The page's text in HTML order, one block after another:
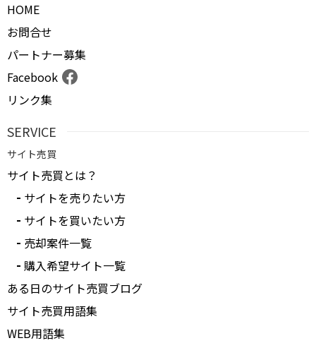
HOME
お問合せ
パートナー募集
Facebook
リンク集
SERVICE
サイト売買
サイト売買とは？
サイトを売りたい方
サイトを買いたい方
売却案件一覧
購入希望サイト一覧
ある日のサイト売買ブログ
サイト売買用語集
WEB用語集